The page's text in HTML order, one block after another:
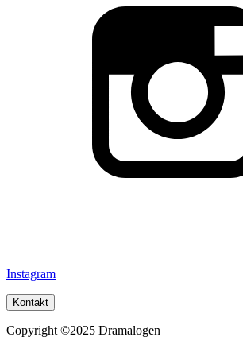
Instagram
Kontakt
Copyright ©2025 Dramalogen